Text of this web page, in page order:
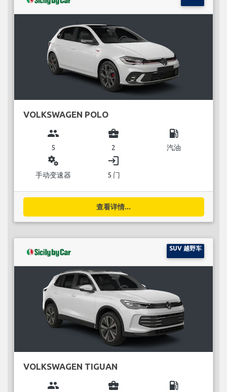
VOLKSWAGEN POLO
group
5
business_center
2
local_gas_station
汽油
miscellaneous_services
手动变速器
login
5 门
查看详情...
SUV 越野车
VOLKSWAGEN TIGUAN
group business_center local_gas_station